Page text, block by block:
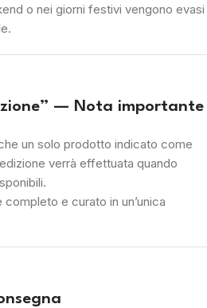
o nei giorni festivi vengono evasi
— Nota importante
un solo prodotto indicato come
verrà effettuata quando
e curato in un’unica